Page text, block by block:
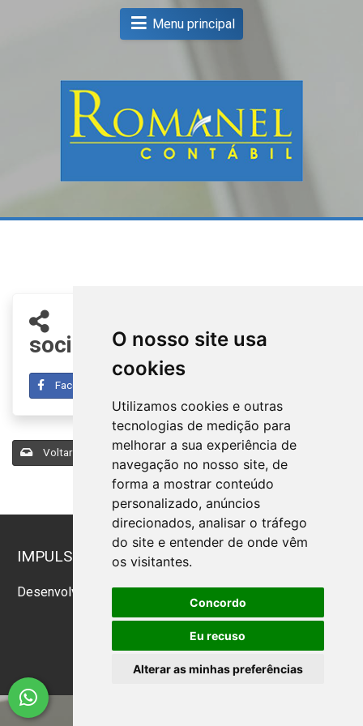
O nosso site usa
cookies
Utilizamos cookies e outras
tecnologias de medição para
melhorar a sua experiência de
navegação no nosso site, de
forma a mostrar conteúdo
personalizado, anúncios
direcionados, analisar o tráfego
do site e entender de onde vêm
os visitantes.
Concordo
Eu recuso
Alterar as minhas preferências
Menu principal
sociais
Facebook
Voltar para a listagem de notícias
IMPULSIONANDO O CRESCIMENTO: NEGÓCIOS
Desenvolvido por Sitecontabil2026. Todos os direitos
reservados.